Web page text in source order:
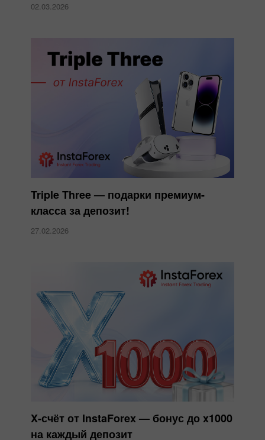
02.03.2026
Triple Three — подарки премиум-
класса за депозит!
27.02.2026
X-счёт от InstaForex — бонус до x1000
на каждый депозит